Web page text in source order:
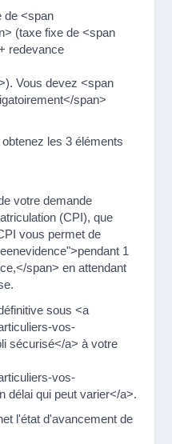
de <span
(taxe fixe de <span
redevance
Vous devez <span
span>
les 3 éléments
votre demande
(CPI), que
vous permet de
1
span> en attendant
sous <a
vos-
sécurisé</a> à votre
vos-
délai qui peut varier</a>.
l'état d'avancement de